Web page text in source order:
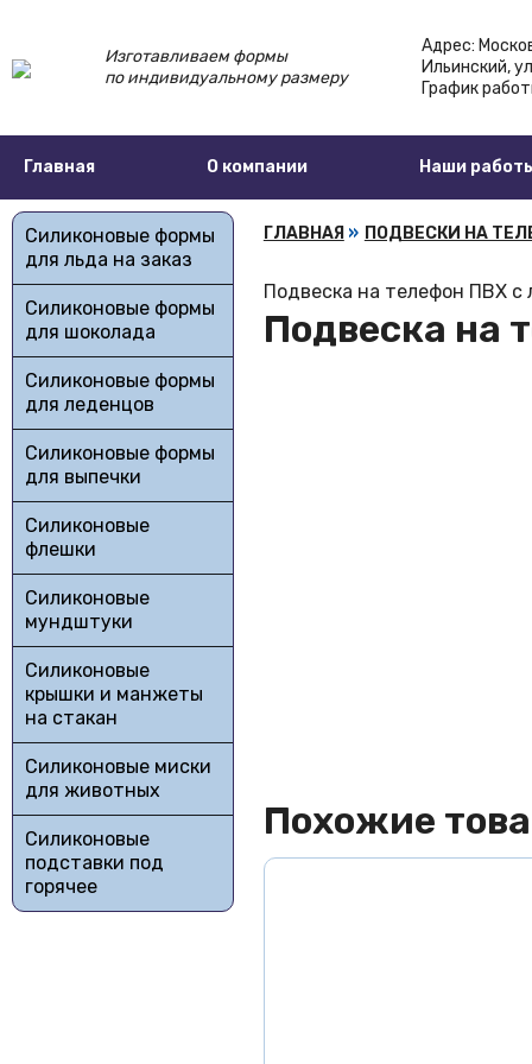
Изготавливаем формы
по индивидуальному размеру
Адрес:
Ильинский,
График
Главная О компании Наши
Силиконовые формы
для льда на заказ
Силиконовые формы
для шоколада
Силиконовые формы
для леденцов
Силиконовые формы
для выпечки
Силиконовые
флешки
Силиконовые
мундштуки
Силиконовые
крышки и манжеты
на стакан
Силиконовые миски
для животных
Силиконовые
подставки под
горячее
ГЛАВНАЯ » ПОДВЕСКИ НА
Подвеска на телефон ПВХ с
Подвеска на
Похожие